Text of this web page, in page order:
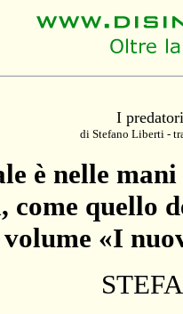
I
di Stefano Liberti -
è nelle
come quello
«I